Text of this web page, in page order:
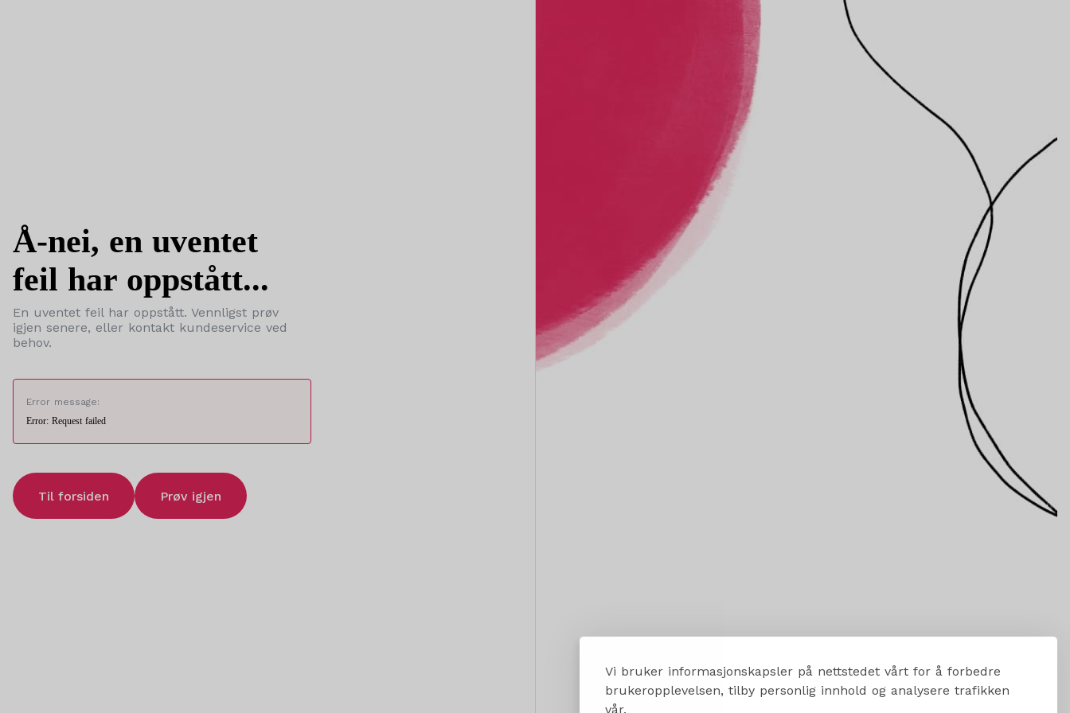
Vi bruker informasjonskapsler på nettstedet vårt for å forbedre
brukeropplevelsen, tilby personlig innhold og analysere trafikken
vår.
Å-nei, en uventet
feil har oppstått...
En uventet feil har oppstått. Vennligst prøv
igjen senere, eller kontakt kundeservice ved
behov.
Error message:
Error: Request failed
Til forsiden Prøv igjen